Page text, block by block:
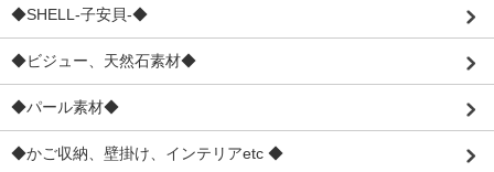
◆SHELL-子安貝-◆
◆ビジュー、天然石素材◆
◆パール素材◆
◆かご収納、壁掛け、インテリアetc ◆